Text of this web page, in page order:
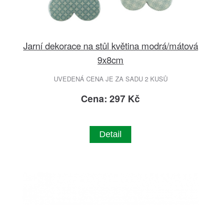
Jarní dekorace na stůl květina modrá/mátová
9x8cm
UVEDENÁ CENA JE ZA SADU 2 KUSŮ
Cena: 297 Kč
Detail